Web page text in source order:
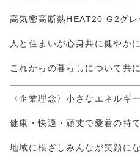
高気密高断熱HEAT20 G2グレ
人と住まいが心身共に健やか
これからの暮らしについて共
〈企業理念〉小さなエネルギ
健康・快適・頑丈で愛着の持
地域に根ざしみんなが笑顔に